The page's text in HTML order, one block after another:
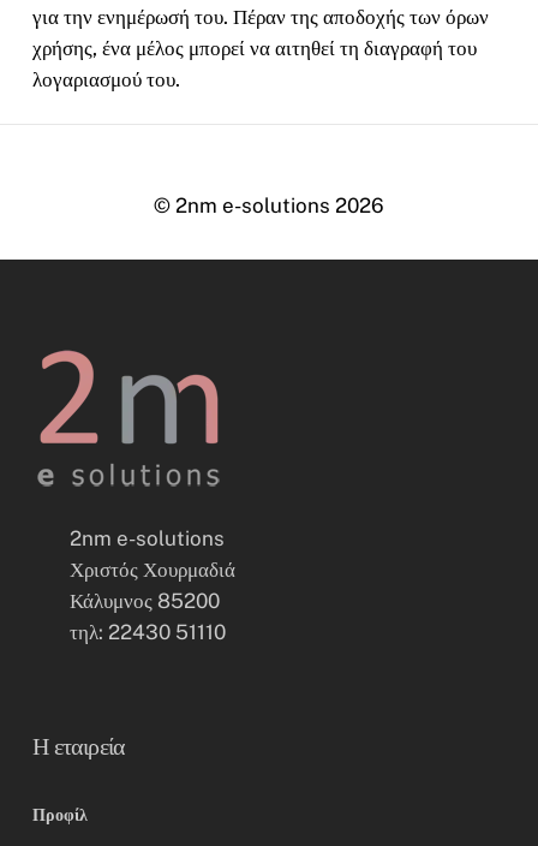
για την ενημέρωσή του. Πέραν της αποδοχής των όρων
χρήσης, ένα μέλος μπορεί να αιτηθεί τη διαγραφή του
λογαριασμού του.
© 2nm e-solutions 2026
2nm e-solutions
Χριστός Χουρμαδιά
Κάλυμνος 85200
τηλ: 22430 51110
Η εταιρεία
Προφίλ